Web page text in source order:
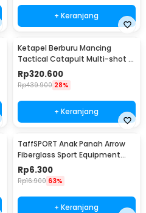
+ Keranjang
Ketapel Berburu Mancing
Tactical Catapult Multi-shot -
KMSS
Rp320.600
Rp439.900 28%
+ Keranjang
TaffSPORT Anak Panah Arrow
Fiberglass Sport Equipment
Spine 800 1 PCS - JH813
Rp6.300
Rp16.900 63%
+ Keranjang